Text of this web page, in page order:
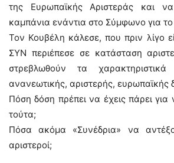
της Ευρωπαϊκής Αριστεράς και
καμπάνια ενάντια στο Σύμφωνο για
Τον Κουβέλη κάλεσε, που πριν λίγο
ΣΥΝ περιέπεσε σε κατάσταση
στρεβλωθούν τα
ανανεωτικής, αριστερής, ευρωπαϊκής
Πόση δόση πρέπει να έχεις πάρει για
τούτα;
Πόσα ακόμα «Συνέδρια» να
αριστεροί;